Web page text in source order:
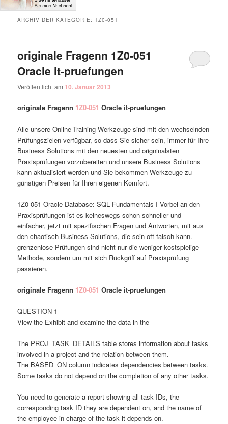
ARCHIV DER KATEGORIE: 1Z0-051
originale Fragenn 1Z0-051
Oracle it-pruefungen
Veröffentlicht am 10. Januar 2013
originale Fragenn 1Z0-051 Oracle it-pruefungen
Alle unsere Online-Training Werkzeuge sind mit den wechselnden
Prüfungszielen verfügbar, so dass Sie sicher sein, immer für Ihre
Business Solutions mit den neuesten und origninalsten
Praxisprüfungen vorzubereiten und unsere Business Solutions
kann aktualisiert werden und Sie bekommen Werkzeuge zu
günstigen Preisen für Ihren eigenen Komfort.
1Z0-051 Oracle Database: SQL Fundamentals I Vorbei an den
Praxisprüfungen ist es keineswegs schon schneller und
einfacher, jetzt mit spezifischen Fragen und Antworten, mit aus
den chaotisch Business Solutions, die sein oft falsch kann.
grenzenlose Prüfungen sind nicht nur die weniger kostspielige
Methode, sondern um mit sich Rückgriff auf Praxisprüfung
passieren.
originale Fragenn 1Z0-051 Oracle it-pruefungen
QUESTION 1
View the Exhibit and examine the data in the
The PROJ_TASK_DETAILS table stores information about tasks
involved in a project and the relation between them.
The BASED_ON column indicates dependencies between tasks.
Some tasks do not depend on the completion of any other tasks.
You need to generate a report showing all task IDs, the
corresponding task ID they are dependent on, and the name of
the employee in charge of the task it depends on.